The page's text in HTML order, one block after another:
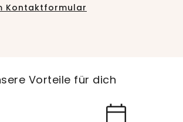
Kontaktformular
Vorteile für dich